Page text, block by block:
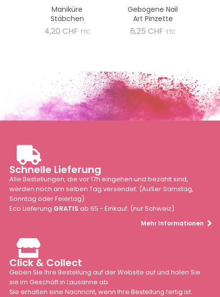
Maniküre
Stäbchen
4,20 CHF Preis
TTC
Gebogene Nail
Art Pinzette
6,25 CHF Preis
TTC
Schnelle Lieferung
Alle Bestellungen, die vor 17h eingehen und bezahlt sind,
werden noch am selben Tag versendet. (Außer Samstag,
Sonntag oder Feiertag)
Eco Lieferung GRATIS ab 65.- Einkauf. (nur Schweiz)
Mehr Informationen
Click & Collect
Geben Sie Ihre Bestellung auf der Website auf und holen Sie
sie im Geschäft in Lausanne ab.
Sie erhalten eine Nachricht, wenn Ihre Bestellung fertig ist.